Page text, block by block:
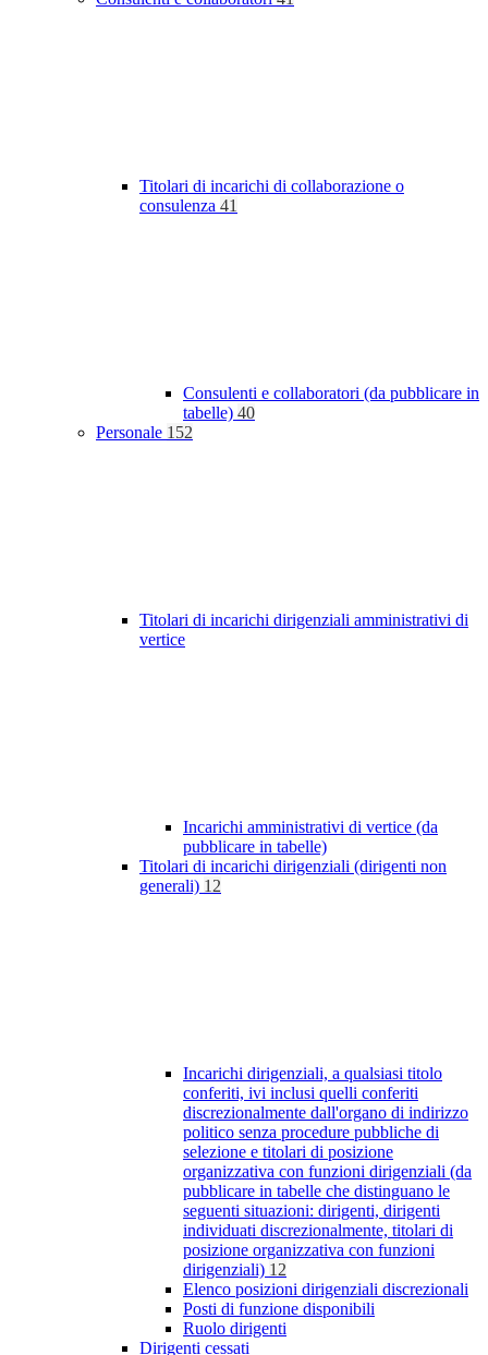
Titolari di incarichi di collaborazione o
consulenza 41
Consulenti e collaboratori (da pubblicare in
tabelle) 40
Personale 152
Titolari di incarichi dirigenziali amministrativi di
vertice
Incarichi amministrativi di vertice (da
pubblicare in tabelle)
Titolari di incarichi dirigenziali (dirigenti non
generali) 12
Incarichi dirigenziali, a qualsiasi titolo
conferiti, ivi inclusi quelli conferiti
discrezionalmente dall'organo di indirizzo
politico senza procedure pubbliche di
selezione e titolari di posizione
organizzativa con funzioni dirigenziali (da
pubblicare in tabelle che distinguano le
seguenti situazioni: dirigenti, dirigenti
individuati discrezionalmente, titolari di
posizione organizzativa con funzioni
dirigenziali) 12
Elenco posizioni dirigenziali discrezionali
Posti di funzione disponibili
Ruolo dirigenti
Dirigenti cessati